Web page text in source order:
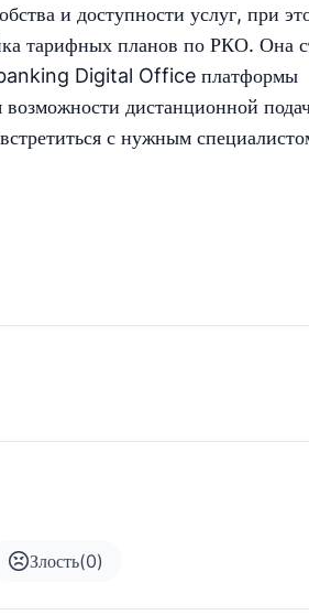
и доступности услуг, при
тарифных планов по РКО. Она
Digital Office платформы
дистанционной
с нужным
Злость(0)